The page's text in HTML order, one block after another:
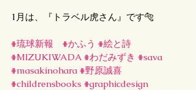
1月は、『トラベル虎さん』です🐅
#琉球新報 #かふう #絵と詩
#MIZUKIWADA #わだみずき #sava
#masakinohara #野原誠喜
#childrensbooks #graphicdesign